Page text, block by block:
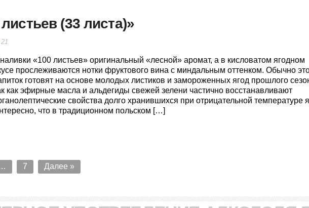
(33 листа)»
21
«100 листьев» оригинальный «лесной» аромат, а в кисловатом ягодном
прослеживаются нотки фруктового вина с миндальным оттенком. Обычно
готовят на основе молодых листиков и замороженных ягод прошлого
как эфирные масла и альдегиды свежей зелени частично восстанавливают
свойства долго хранившихся при отрицательной температуре
что в традиционном польском […]
7 Далее »